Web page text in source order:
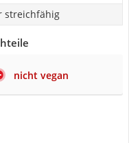
streichfähig
nicht vegan